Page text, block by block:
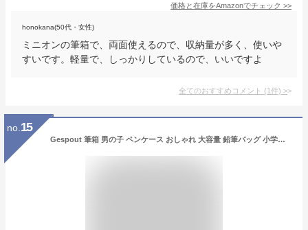
価格と在庫をAmazonでチェック >>
honokana(50代・女性)
ミニオンの筆箱で、両面使えるので、収納量が多く、使いや
すいです。軽量で、しっかりしているので、いいですよ
全てのおすすめコメント (1件) >
no. 15
Gespout 筆箱 男の子 ペンケース おしゃれ 大容量 鉛筆バッグ 小学生 中学生 高校生 可愛い 女の子 収納ポーチ ペンポーチ 筆入れ 化粧ポーチ 人気 文房具 プレゼント メンズ レディース バスモチーフ おもしろ